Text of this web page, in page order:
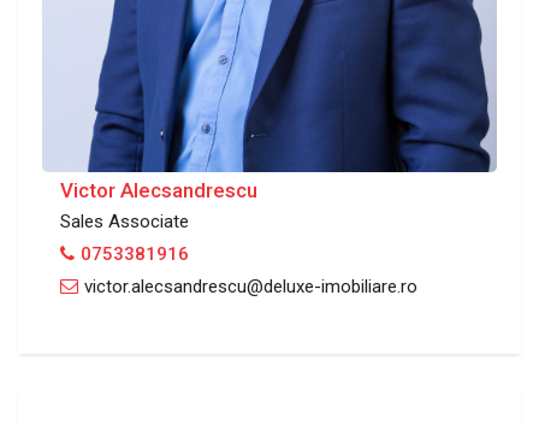
Victor Alecsandrescu
Sales Associate
0753381916
victor.alecsandrescu@deluxe-imobiliare.ro